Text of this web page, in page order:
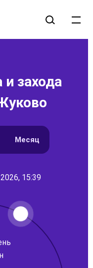
захода
Месяц
15:39